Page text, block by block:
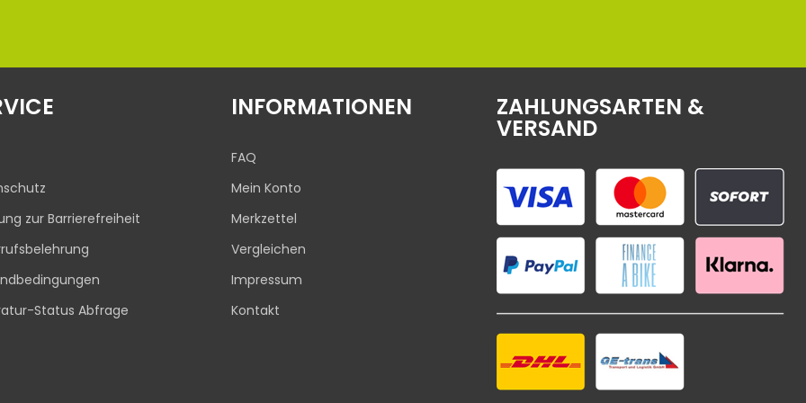
zur Barrierefreiheit
Status Abfrage
INFORMATIONEN
FAQ
Mein Konto
Merkzettel
Vergleichen
Impressum
Kontakt
ZAHLUNGSARTEN &
VERSAND